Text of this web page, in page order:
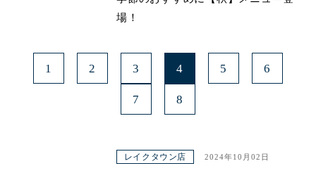
場！
1 2 3 4 5 6
7 8
レイクタウン店 2024年10月02日